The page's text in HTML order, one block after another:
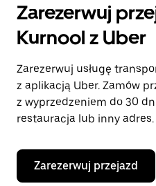
Zarezerwuj
Kurnool z Uber
Zarezerwuj usługę
z aplikacją Uber. Zamów
z wyprzedzeniem do 30
restauracja lub inny adres.
Zarezerwuj przejazd